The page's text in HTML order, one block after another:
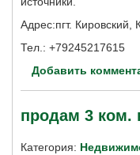
Адрес:пгт.
Тел.: +79245217615
Добавить
продам 3 ком.
Категория: